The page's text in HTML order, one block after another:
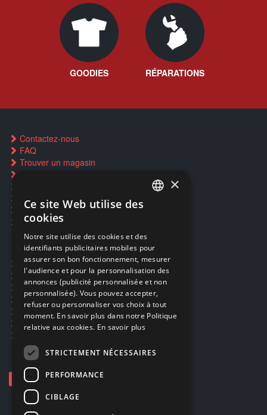
GOODIES RÉPARATIONS
Contactez-nous
FAQ
Trouver un magasin
Restauration CD griffés
Réparations & SAV
Smartpoints
Ecogaming
Expédition & retours
Confidentialité
Conditions générales
EA Sport UFC 6
Call of Duty: Modern Warfare 4
Rachat et revente de jeux en cash
ENGLISH
×
Ce site Web utilise des
cookies
Notre site utilise des cookies et des
identifiants publicitaires mobiles pour
assurer son bon fonctionnement, mesurer
l'audience et pour la personnalisation des
annonces (publicité personnalisée et non
personnalisée). Vous pouvez accepter,
refuser ou personnaliser vos choix à tout
moment. En savoir plus dans notre Politique
relative aux cookies. En savoir plus
STRICTEMENT NÉCESSAIRES
PERFORMANCE
CIBLAGE